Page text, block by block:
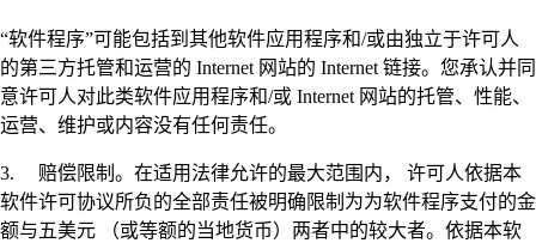
“软件程序”可能包括到其他软件应用程序和/或由独立于许可人
的第三方托管和运营的 Internet 网站的 Internet 链接。您承认并同
意许可人对此类软件应用程序和/或 Internet 网站的托管、性能、
运营、维护或内容没有任何责任。
3. 赔偿限制。在适用法律允许的最大范围内， 许可人依据本
软件许可协议所负的全部责任被明确限制为为软件程序支付的金
额与五美元 （或等额的当地货币）两者中的较大者。依据本软